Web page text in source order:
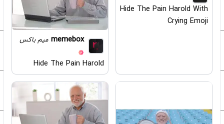
Hide The Pain Harold With
Crying Emoji
memebox میم باکس
Hide The Pain Harold